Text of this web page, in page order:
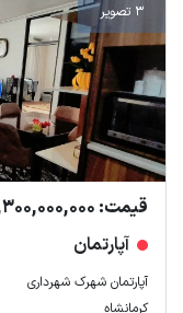
3 تصویر
قیمت: 4,300,000,000 تومان
آپارتمان
آپارتمان شهرک شهرداری
کرمانشاه